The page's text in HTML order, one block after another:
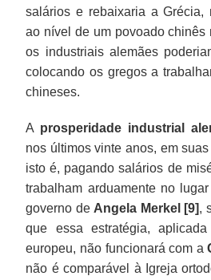
salários e rebaixaria a Grécia,
ao nível de um povoado chinês
os industriais alemães
colocando os gregos a
chineses.
A prosperidade industrial
nos últimos vinte anos, em suas
isto é, pagando salários de
trabalham arduamente no
governo de Angela Merkel [9],
que essa estratégia,
europeu, não funcionará com a
não é comparável à Igreja